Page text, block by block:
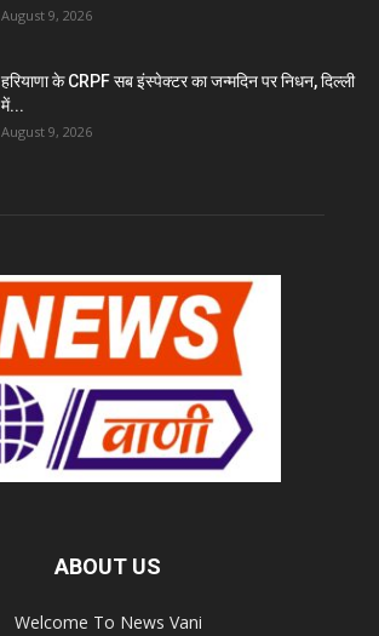
August 9, 2026
हरियाणा के CRPF सब इंस्पेक्टर का जन्मदिन पर निधन, दिल्ली
में...
August 9, 2026
ABOUT US
Welcome To News Vani